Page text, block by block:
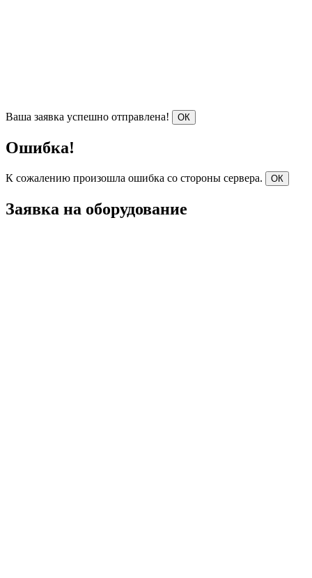
Ваша заявка успешно отправлена! ОК
Ошибка!
К сожалению произошла ошибка со стороны сервера. ОК
Заявка на оборудование